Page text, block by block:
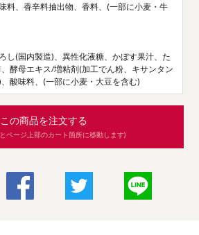
料、香辛料抽出物、香料、(一部に小麦・牛
し(国内製造)、異性化液糖、かぼす果汁、た
酵母エキス/増粘剤(加工でん粉、キサンタン
酸味料、(一部に小麦・大豆を含む)
この商品を注文する
ページ上部のカート箇所に移動します)